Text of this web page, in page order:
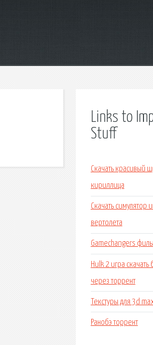
Links to
Stuff
Скачать красивый
кириллица
Скачать симулятор
вертолета
Gamechangers
Hulk 2 игра скачать
через торрент
Текстуры для 3d
Ранобэ торрент